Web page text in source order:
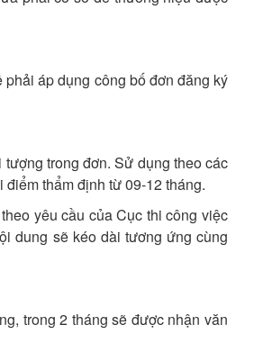
áp dụng công bố đơn đăng ký
trong đơn. Sử dụng theo các
thẩm định từ 09-12 tháng.
yêu cầu của Cục thi công việc
dung sẽ kéo dài tương ứng cùng
trong 2 tháng sẽ được nhận văn